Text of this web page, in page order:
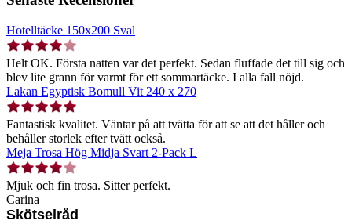
Hotelltäcke 150x200 Sval
Helt OK. Första natten var det perfekt. Sedan fluffade det till sig och
blev lite grann för varmt för ett sommartäcke. I alla fall nöjd.
Lakan Egyptisk Bomull Vit 240 x 270
Fantastisk kvalitet. Väntar på att tvätta för att se att det håller och
behåller storlek efter tvätt också.
Meja Trosa Hög Midja Svart 2-Pack L
Mjuk och fin trosa. Sitter perfekt.
Carina
Skötselråd